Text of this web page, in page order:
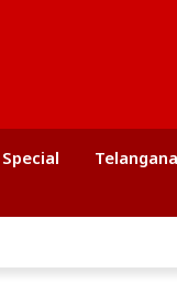
Special Telangana